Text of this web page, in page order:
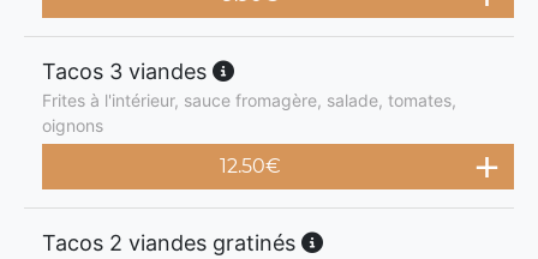
Tacos 3 viandes
Frites à l'intérieur, sauce fromagère, salade, tomates,
oignons
12.50€
Tacos 2 viandes gratinés